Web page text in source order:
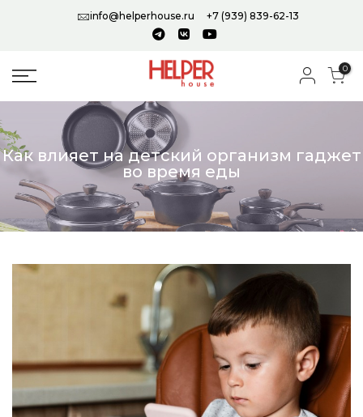
info@helperhouse.ru +7 (939) 839-62-13
0
Как влияет на детский организм гаджет
во время еды